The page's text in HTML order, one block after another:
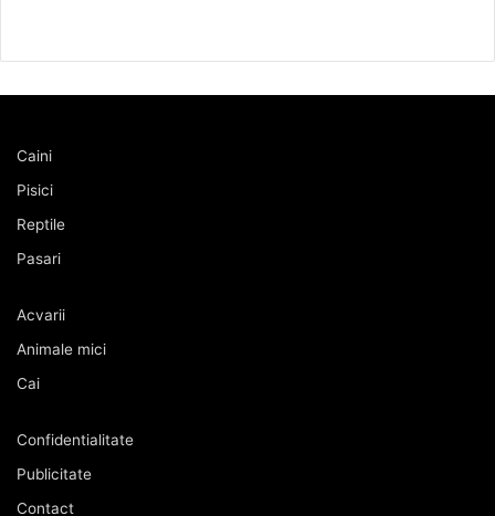
Caini
Pisici
Reptile
Pasari
Acvarii
Animale mici
Cai
Confidentialitate
Publicitate
Contact